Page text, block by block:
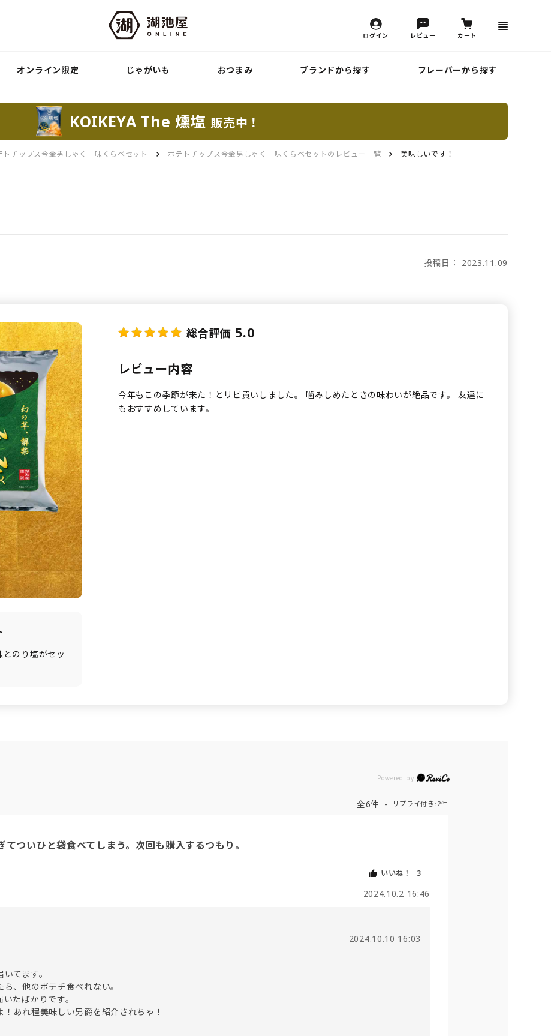
ログイン レビュー カート
オンライン限定 じゃがいも おつまみ ブランドから探す フレーバーから探す
KOIKEYA The 燻塩 販売中！
トチップス今金男しゃく 味くらべセット ポテトチップス今金男しゃく 味くらべセットのレビュー一覧 美味しいです！
投稿日： 2023.11.09
とのり塩がセッ
総合評価 5.0
レビュー内容
今年もこの季節が来た！とリピ買いしました。 噛みしめたときの味わいが絶品です。 友達に
もおすすめしています。
Powered by
全6件 リプライ付き:2件
ついひと袋食べてしまう。次回も購入するつもり。
いいね！ 3
2024.10.2 16:46
2024.10.10 16:03
てます。
、他のポテチ食べれない。
たばかりです。